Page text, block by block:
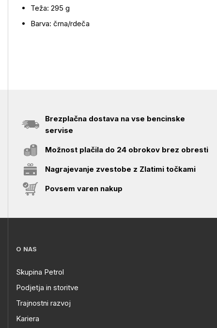
Teža: 295 g
Barva: črna/rdeča
Brezplačna dostava na vse bencinske
servise
Možnost plačila do 24 obrokov brez obresti
Nagrajevanje zvestobe z Zlatimi točkami
Povsem varen nakup
O NAS
Skupina Petrol
Podjetja in storitve
Trajnostni razvoj
Kariera